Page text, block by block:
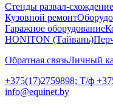
Стенды развал-схождение
Кузовной ремонт
Гаражное оборудование
HONITON (Тайвань)
Обратная связьЛичный
+375(17)2759898; Т/ф
info@equinet.by